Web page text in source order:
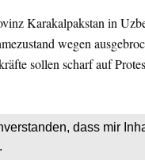
Karakalpakstan in
wegen
sollen scharf auf
dass mir